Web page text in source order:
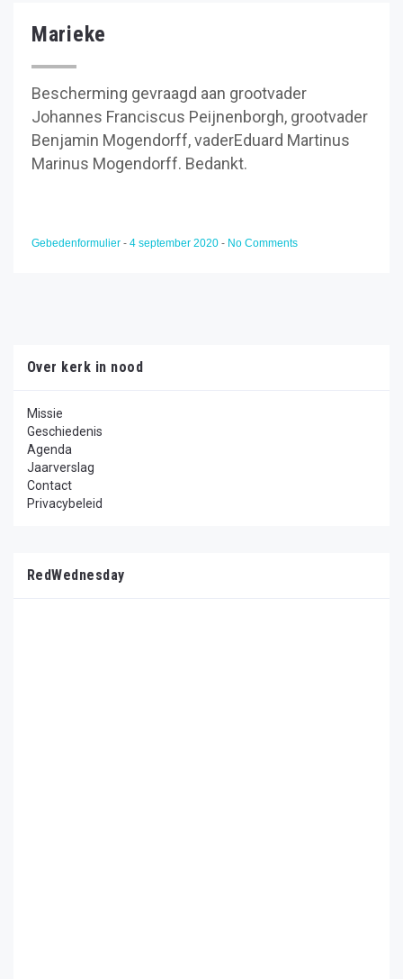
Marieke
Bescherming gevraagd aan grootvader
Johannes Franciscus Peijnenborgh, grootvader
Benjamin Mogendorff, vaderEduard Martinus
Marinus Mogendorff. Bedankt.
Gebedenformulier - 4 september 2020 - No Comments
Over kerk in nood
Missie
Geschiedenis
Agenda
Jaarverslag
Contact
Privacybeleid
RedWednesday